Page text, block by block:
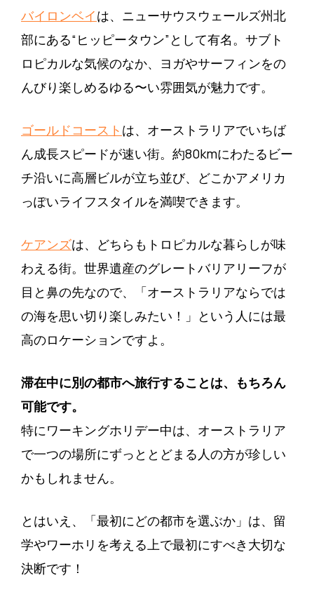
バイロンベイは、ニューサウスウェールズ州北
部にある“ヒッピータウン”として有名。サブト
ロピカルな気候のなか、ヨガやサーフィンをの
んびり楽しめるゆる〜い雰囲気が魅力です。
ゴールドコースト は、オーストラリアでいちば
ん成長スピードが速い街。約80kmにわたるビー
チ沿いに高層ビルが立ち並び、どこかアメリカ
っぽいライフスタイルを満喫できます。
ケアンズは、どちらもトロピカルな暮らしが味
わえる街。世界遺産のグレートバリアリーフが
目と鼻の先なので、「オーストラリアならでは
の海を思い切り楽しみたい！」という人には最
高のロケーションですよ。
滞在中に別の都市へ旅行することは、もちろん
可能です。
特にワーキングホリデー中は、オーストラリア
で一つの場所にずっととどまる人の方が珍しい
かもしれません。
とはいえ、「最初にどの都市を選ぶか」は、留
学やワーホリを考える上で最初にすべき大切な
決断です！